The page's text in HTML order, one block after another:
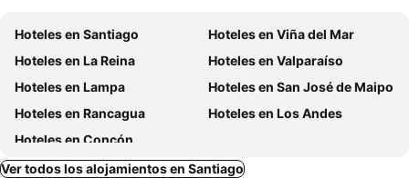
Hoteles en Santiago
Hoteles en Viña del Mar
Hoteles en La Reina
Hoteles en Valparaíso
Hoteles en Lampa
Hoteles en San José de Maipo
Hoteles en Rancagua
Hoteles en Los Andes
Hoteles en Concón
Ver todos los alojamientos en Santiago